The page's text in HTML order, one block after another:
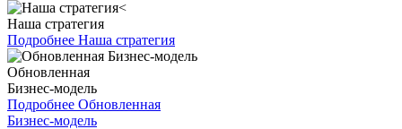
Наша стратегия
Подробнее Наша стратегия
Обновленная
Бизнес-модель
Подробнее Обновленная
Бизнес-модель